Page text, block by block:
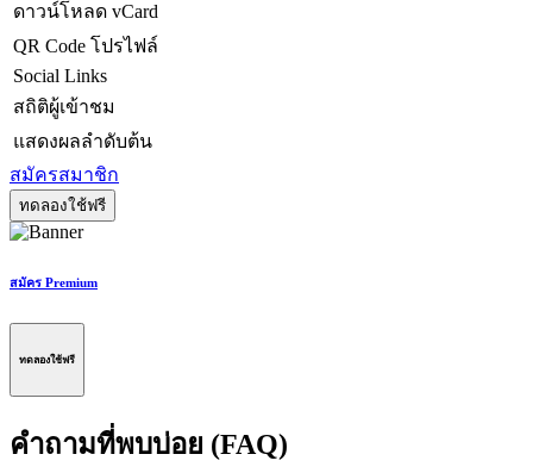
ดาวน์โหลด vCard
QR Code โปรไฟล์
Social Links
สถิติผู้เข้าชม
แสดงผลลำดับต้น
สมัครสมาชิก
ทดลองใช้ฟรี
สมัคร Premium
ทดลองใช้ฟรี
คำถามที่พบบ่อย (FAQ)